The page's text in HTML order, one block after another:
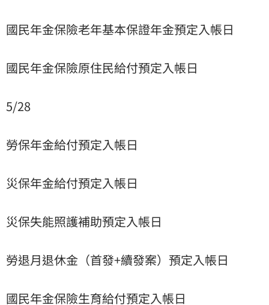
國民年金保險老年基本保證年金預定入帳日
國民年金保險原住民給付預定入帳日
5/28
勞保年金給付預定入帳日
災保年金給付預定入帳日
災保失能照護補助預定入帳日
勞退月退休金（首發+續發案）預定入帳日
國民年金保險生育給付預定入帳日